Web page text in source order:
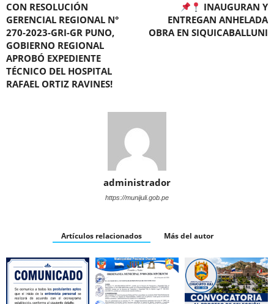
CON RESOLUCIÓN
GERENCIAL REGIONAL N°
270-2023-GRI-GR PUNO,
GOBIERNO REGIONAL
APROBÓ EXPEDIENTE
TÉCNICO DEL HOSPITAL
RAFAEL ORTIZ RAVINES!
INAUGURAN Y
ENTREGAN ANHELADA
OBRA EN SIQUICABALLUNI
administrador
https://munijuli.gob.pe
Artículos relacionados Más del autor